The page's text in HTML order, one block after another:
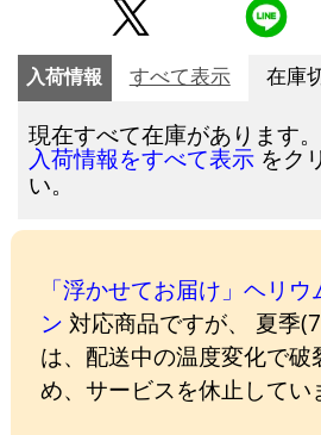
入荷情報 すべて表示 在庫
現在すべて在庫があります。
入荷情報をすべて表示 をク
い。
「浮かせてお届け」ヘリ
ン 対応商品ですが、 夏季
は、配送中の温度変化で破
め、サービスを休止してい